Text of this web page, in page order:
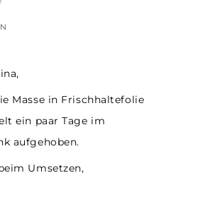
Masse in Frischhaltefolie
ein paar Tage im
aufgehoben.
Umsetzen,